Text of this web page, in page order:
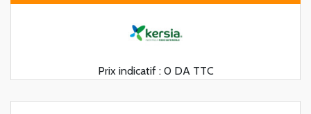
Prix indicatif : 0 DA TTC